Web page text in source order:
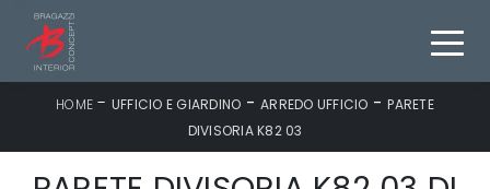
HOME - UFFICIO E GIARDINO -ARREDO UFFICIO -PARETE
DIVISORIA K82 03